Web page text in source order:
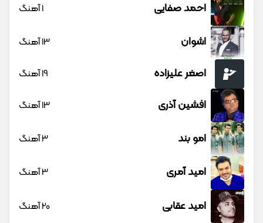
احمد صفایی 1 آهنگ
اشوان 13 آهنگ
اصغر علیزاده 19 آهنگ
افشین آذری 13 آهنگ
امو بند 3 آهنگ
امید آمری 3 آهنگ
امید عقابی 20 آهنگ